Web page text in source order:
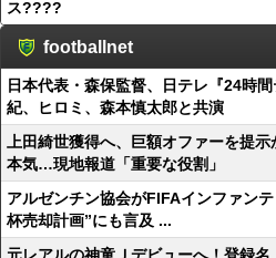
ス????
footballnet
日本代表・森保監督、日テレ『24時
紀、ヒロミ、森本慎太郎と共演
上田綺世獲得へ、巨額オファーを提
本気…現地報道「重要な役割」
アルゼンチン協会がFIFAインファン
杯売却計画”にも言及 ...